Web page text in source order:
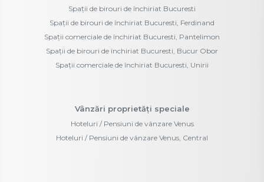
Spații de birouri de închiriat Bucuresti
Spații de birouri de închiriat Bucuresti, Ferdinand
Spații comerciale de închiriat Bucuresti, Pantelimon
Spații de birouri de închiriat Bucuresti, Bucur Obor
Spații comerciale de închiriat Bucuresti, Unirii
Vânzări proprietăți speciale
Hoteluri / Pensiuni de vânzare Venus
Hoteluri / Pensiuni de vânzare Venus, Central